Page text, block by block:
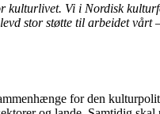
Vi i Nordisk
stor støtte til arbeidet
for den